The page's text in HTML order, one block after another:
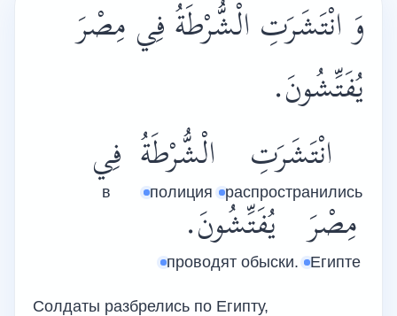
وَ انْتَشَرَتِ الْشُّرْطَةُ فِي مِصْرَ
يُفَتِّشُونَ.
انْتَشَرَتِ
распространились
الْشُّرْطَةُ
полиция
فِي
в
مِصْرَ
Египте
يُفَتِّشُونَ.
проводят обыски.
Солдаты разбрелись по Египту,